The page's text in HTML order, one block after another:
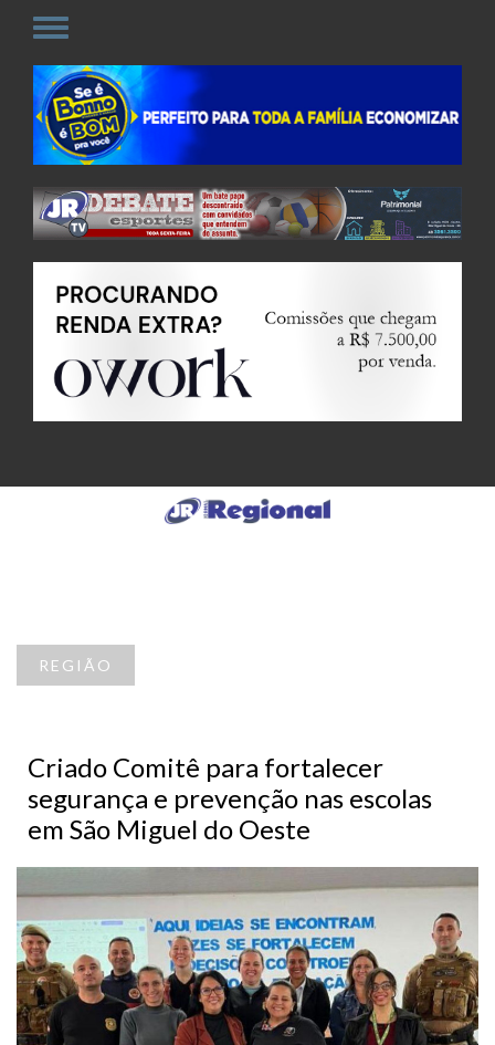
REGIÃO
Criado Comitê para fortalecer
segurança e prevenção nas escolas
em São Miguel do Oeste